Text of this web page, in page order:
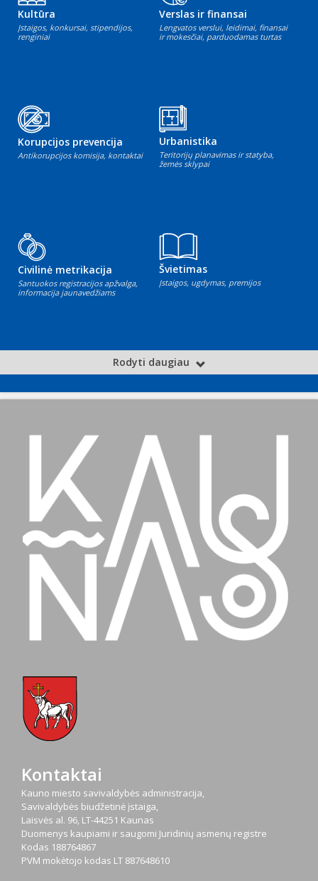
Kultūra
Įstaigos, konkursai, stipendijos,
renginiai
Verslas ir finansai
Lengvatos verslui, leidimai, finansai
ir mokesčiai, parduodamas turtas
Korupcijos prevencija
Antikorupcijos komisija, kontaktai
Urbanistika
Teritorijų planavimas ir statyba,
žemės sklypai
Civilinė metrikacija
Santuokos registracijos apžvalga,
informacija jaunavedžiams
Švietimas
Įstaigos, ugdymas, premijos
Rodyti daugiau
Kontaktai
Kauno miesto savivaldybės administracija,
Savivaldybės biudžetinė įstaiga,
Laisvės al. 96, LT-44251 Kaunas
Duomenys kaupiami ir saugomi Juridinių asmenų registre
Kodas 188764867
PVM mokėtojo kodas LT 887648610